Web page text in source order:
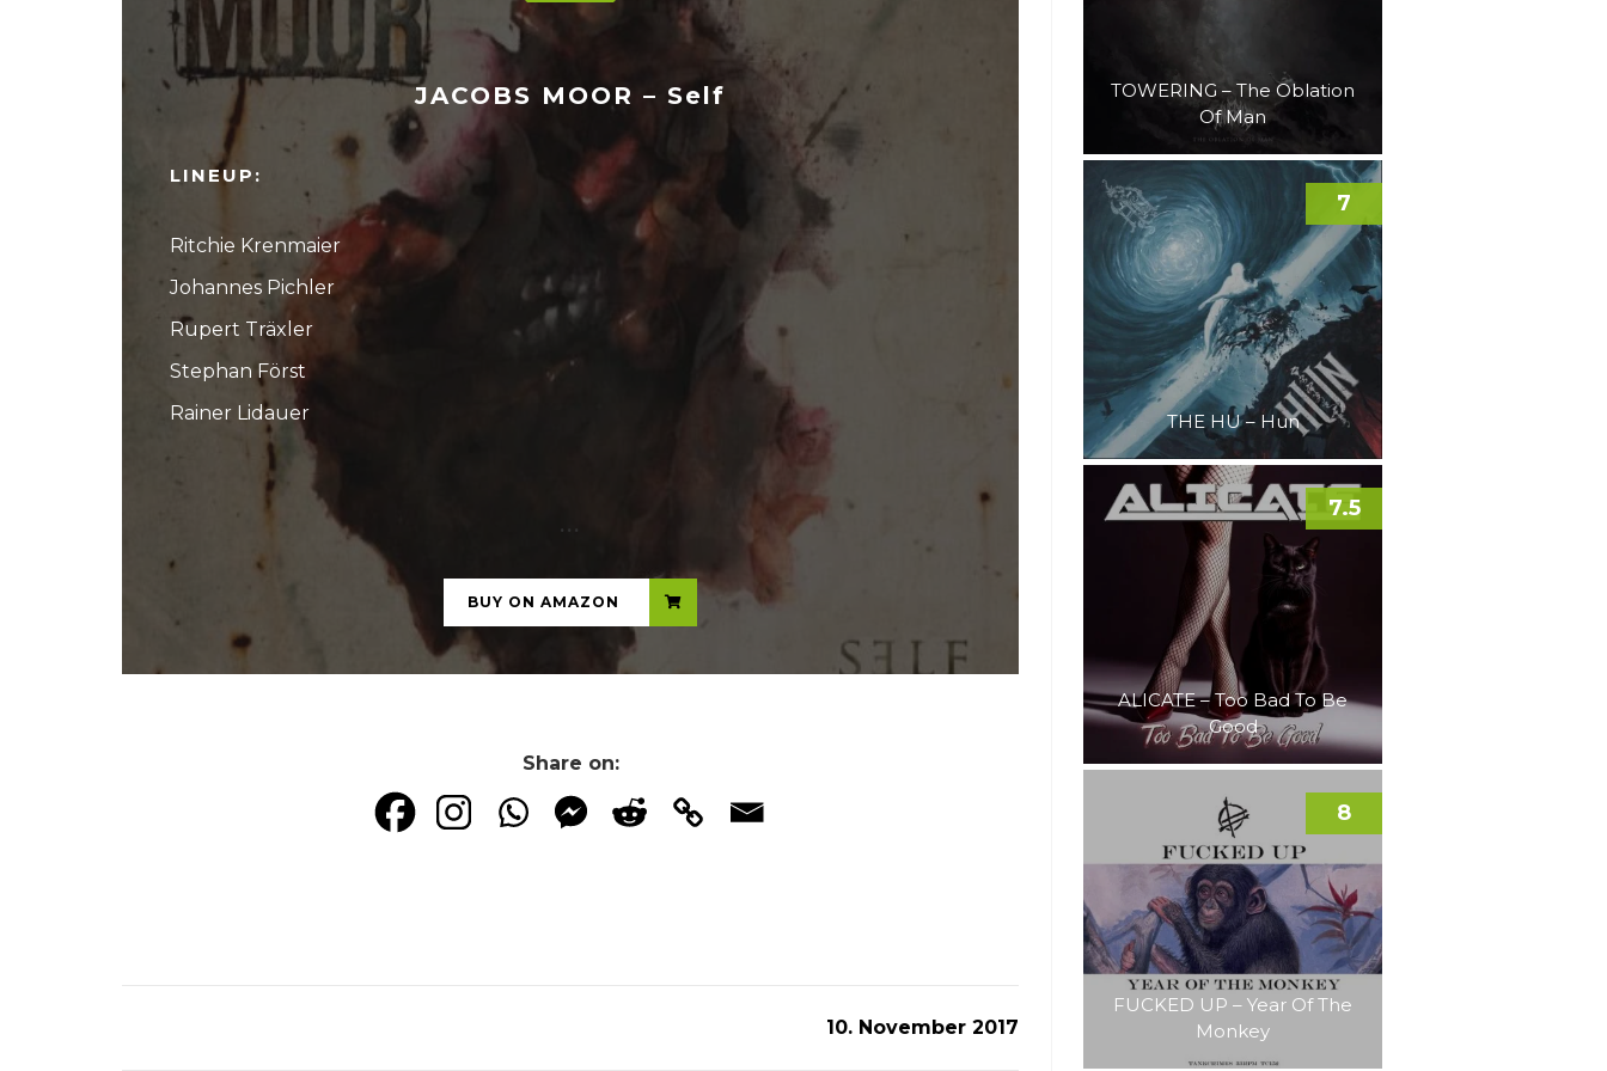
JACOBS MOOR – Self
LINEUP:
Ritchie Krenmaier
Johannes Pichler
Rupert Träxler
Stephan Först
Rainer Lidauer
...
BUY ON AMAZON
Share on:
10. November 2017
TOWERING – The Oblation
Of Man
THE HU – Hun
7
ALICATE – Too Bad To Be
Good
7.5
FUCKED UP – Year Of The
Monkey
8